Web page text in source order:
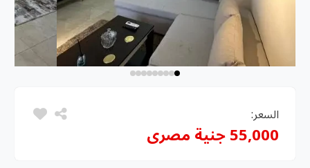
السعر:
55,000 جنية مصرى